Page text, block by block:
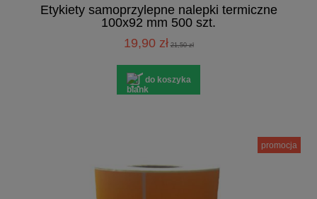
Etykiety samoprzylepne nalepki termiczne
100x92 mm 500 szt.
19,90 zł 21,50 zł
do koszyka
promocja